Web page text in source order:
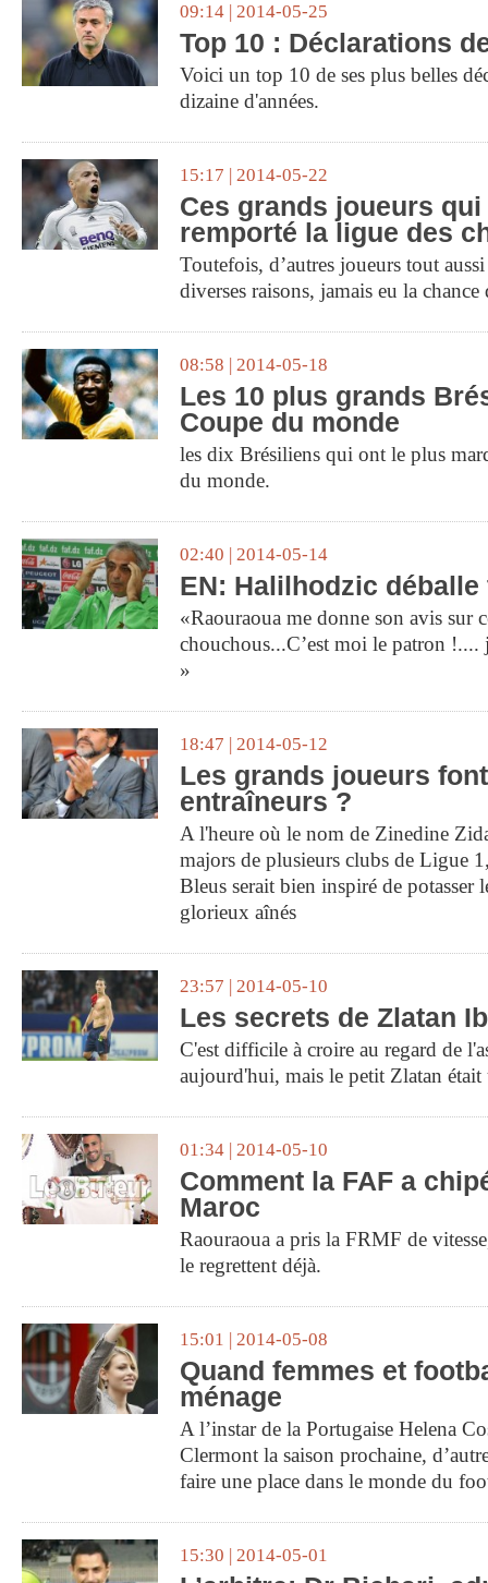
09:14 | 2014-05-25
Top 10 : Déclarations
Voici un top 10 de ses plus belles
dizaine d'années.
15:17 | 2014-05-22
Ces grands joueurs qui
remporté la ligue des
Toutefois, d’autres joueurs tout
diverses raisons, jamais eu la
08:58 | 2014-05-18
Les 10 plus grands
Coupe du monde
les dix Brésiliens qui ont le plus
du monde.
02:40 | 2014-05-14
EN: Halilhodzic déballe
«Raouraoua me donne son avis sur
chouchous...C’est moi le patron !....
»
18:47 | 2014-05-12
Les grands joueurs
entraîneurs ?
A l'heure où le nom de Zinedine
majors de plusieurs clubs de Ligue
Bleus serait bien inspiré de potasser
glorieux aînés
23:57 | 2014-05-10
Les secrets de Zlatan
C'est difficile à croire au regard de
aujourd'hui, mais le petit Zlatan
01:34 | 2014-05-10
Comment la FAF a
Maroc
Raouraoua a pris la FRMF de
le regrettent déjà.
15:01 | 2014-05-08
Quand femmes et
ménage
A l’instar de la Portugaise Helena
Clermont la saison prochaine,
faire une place dans le monde du
15:30 | 2014-05-01